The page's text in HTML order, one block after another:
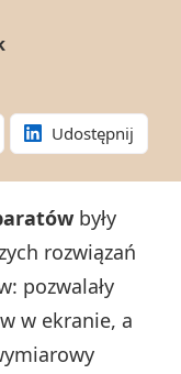
Udostępnij
były
rozwiązań
pozwalały
w ekranie, a